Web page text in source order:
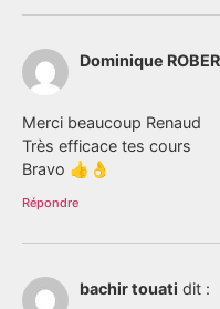
Dominique
Merci beaucoup Renaud
Très efficace tes cours
Bravo 👍👌
Répondre
bachir touati dit :